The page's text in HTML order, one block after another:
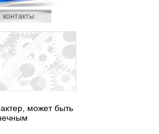
контакты
может быть